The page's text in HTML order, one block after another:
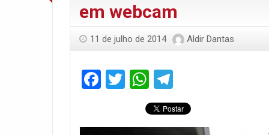
em webcam
11 de julho de 2014 Aldir Dantas
Facebook
TwitterWhatsApp